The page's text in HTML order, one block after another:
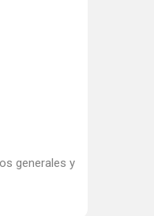
generales y